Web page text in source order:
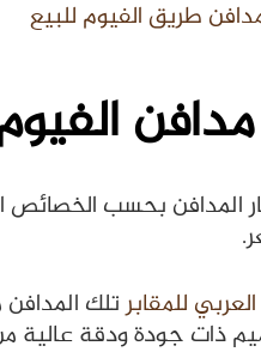
طريق الفيوم للبيع
المدافن بحسب
للمقابرتلك
ذات جودة ودقة عالية